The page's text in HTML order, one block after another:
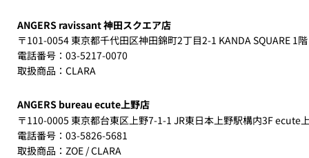
ANGERS ravissant 神田スクエア店
〒101-0054 東京都千代田区神田錦町2丁目2-1 KANDA SQUARE 1階
電話番号：03-5217-0070
取扱商品：CLARA
ANGERS bureau ecute上野店
〒110-0005 東京都台東区上野7-1-1 JR東日本上野駅構内3F ecute
電話番号：03-5826-5681
取扱商品：ZOE / CLARA